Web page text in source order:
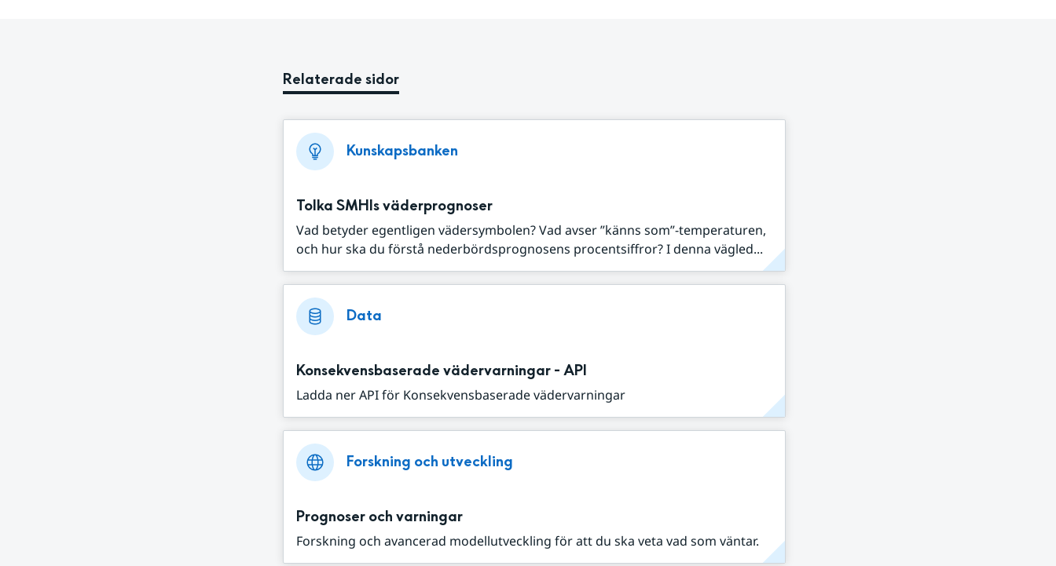
Relaterade sidor
Kunskapsbanken
Tolka SMHIs väderprognoser
Vad betyder egentligen vädersymbolen? Vad avser ”känns som”-temperaturen,
och hur ska du förstå nederbördsprognosens procentsiffror? I denna vägled...
Data
Konsekvensbaserade vädervarningar - API
Ladda ner API för Konsekvensbaserade vädervarningar
Forskning och utveckling
Prognoser och varningar
Forskning och avancerad modellutveckling för att du ska veta vad som väntar.